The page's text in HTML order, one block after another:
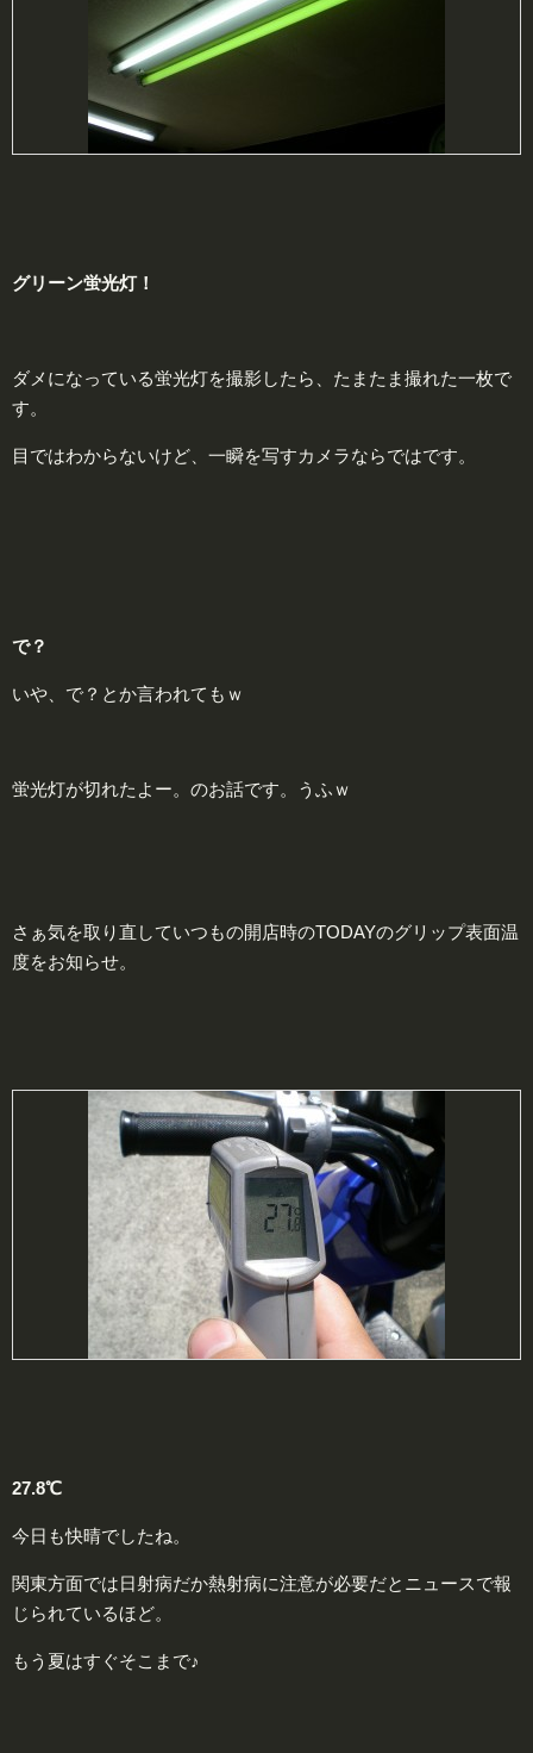
グリーン蛍光灯！
ダメになっている蛍光灯を撮影したら、たまたま撮れた一枚で
す。
目ではわからないけど、一瞬を写すカメラならではです。
で？
いや、で？とか言われてもｗ
蛍光灯が切れたよー。のお話です。うふｗ
さぁ気を取り直していつもの開店時のTODAYのグリップ表面温
度をお知らせ。
27.8℃
今日も快晴でしたね。
関東方面では日射病だか熱射病に注意が必要だとニュースで報
じられているほど。
もう夏はすぐそこまで♪